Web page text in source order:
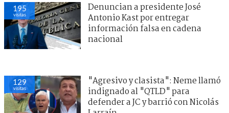
195
visitas
Denuncian a presidente José
Antonio Kast por entregar
información falsa en cadena
nacional
129
visitas
"Agresivo y clasista": Neme llamó
indignado al "QTLD" para
defender a JC y barrió con Nicolás